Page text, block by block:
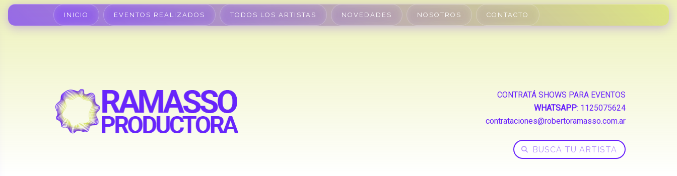
INICIO EVENTOS REALIZADOS TODOS LOS ARTISTAS NOVEDADES NOSOTROS CONTACTO
CONTRATÁ SHOWS PARA EVENTOS
WHATSAPP: 1125075624
contrataciones@robertoramasso.com.ar